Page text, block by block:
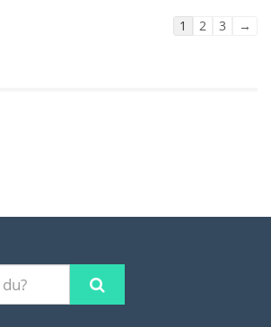
Navigation
1 2 3 →